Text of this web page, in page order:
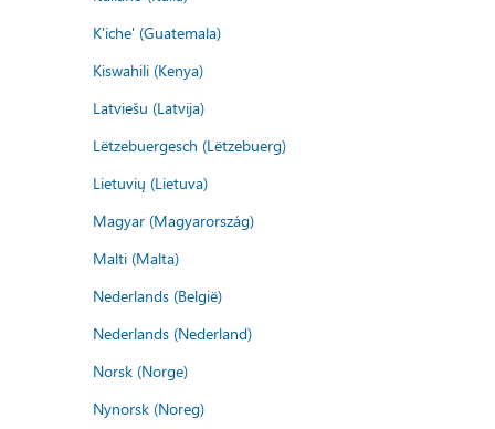
K'iche' (Guatemala)
Kiswahili (Kenya)
Latviešu (Latvija)
Lëtzebuergesch (Lëtzebuerg)
Lietuvių (Lietuva)
Magyar (Magyarország)
Malti (Malta)
Nederlands (België)
Nederlands (Nederland)
Norsk (Norge)
Nynorsk (Noreg)